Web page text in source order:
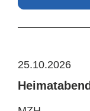
25.10.2026
Heimatabend